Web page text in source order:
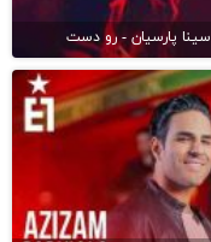
سینا پارسیان - رو دست